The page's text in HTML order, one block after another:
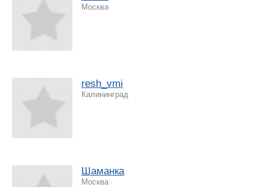
Москва
resh_vmi
Калининград
Шаманка
Москва